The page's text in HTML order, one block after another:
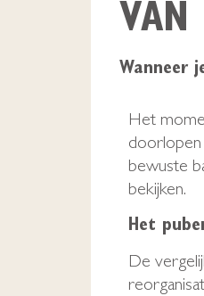
Wanneer
Het
doorlopen
bewuste
bekijken.
Het
De